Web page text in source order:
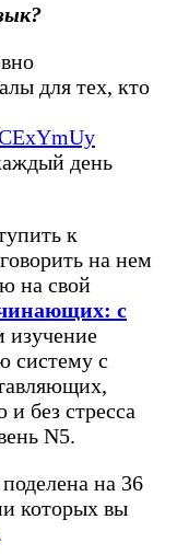
для тех, кто
день
к
на нем
на свой
с
изучение
систему с
без стресса
N5.
на 36
которых вы